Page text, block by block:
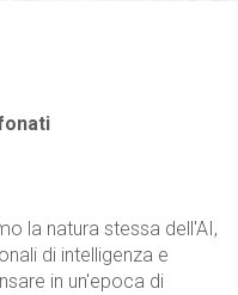
la natura stessa dell'AI,
di intelligenza e
in un'epoca di